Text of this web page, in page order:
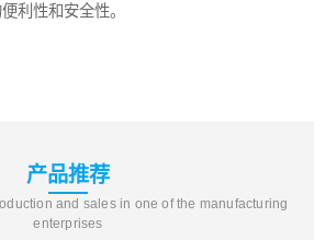
利性和安全性。
产品推荐
and sales in one of the manufacturing
enterprises